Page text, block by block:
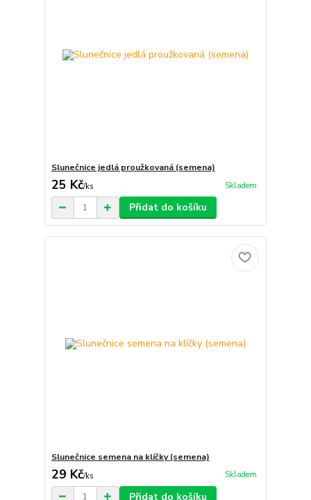
Slunečnice jedlá proužkovaná (semena)
25 Kč/ks Skladem
Přidat do košíku
Slunečnice semena na klíčky (semena)
29 Kč/ks Skladem
Přidat do košíku